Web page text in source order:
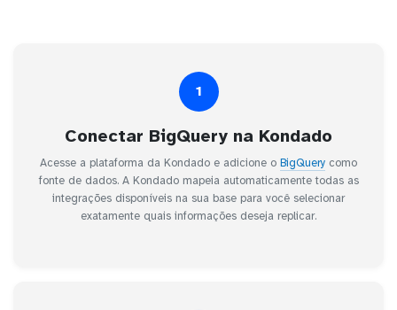
1
Conectar BigQuery na Kondado
Acesse a plataforma da Kondado e adicione o BigQuery como
fonte de dados. A Kondado mapeia automaticamente todas as
integrações disponíveis na sua base para você selecionar
exatamente quais informações deseja replicar.